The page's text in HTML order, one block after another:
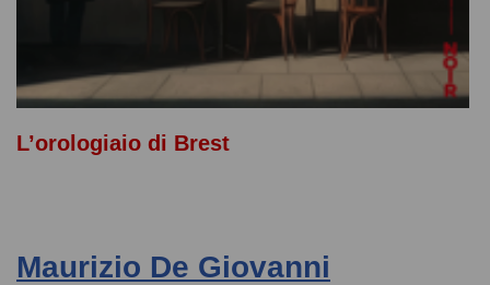
L’orologiaio di Brest
Maurizio De Giovanni